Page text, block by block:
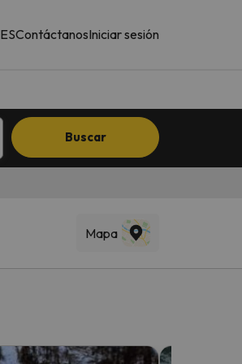
ESContáctanosIniciar sesión
Buscar
Mapa